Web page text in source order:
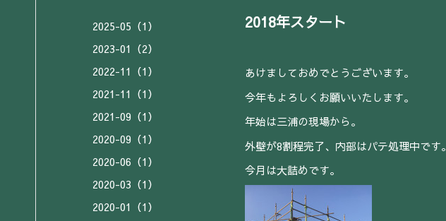
2018年スタート
あけましておめでとうございます。
今年もよろしくお願いいたします。
年始は三浦の現場から。
外壁が8割程完了、内部はパテ処理中です。
今月は大詰めです。
2025-05（1）
2023-01（2）
2022-11（1）
2021-11（1）
2021-09（1）
2020-09（1）
2020-06（1）
2020-03（1）
2020-01（1）